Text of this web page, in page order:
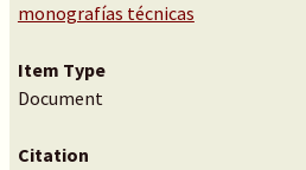
monografías técnicas
Item Type
Document
Citation